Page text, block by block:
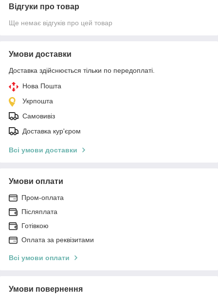
Відгуки про товар
Ще немає відгуків про цей товар
Умови доставки
Доставка здійснюється тільки по передоплаті.
Нова Пошта
Укрпошта
Самовивіз
Доставка кур'єром
Всі умови доставки
Умови оплати
Пром-оплата
Післяплата
Готівкою
Оплата за реквізитами
Всі умови оплати
Умови повернення